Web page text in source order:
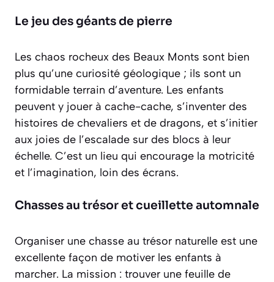
Le jeu des géants de pierre
Les chaos rocheux des Beaux Monts sont bien
plus qu’une curiosité géologique ; ils sont un
formidable terrain d’aventure. Les enfants
peuvent y jouer à cache-cache, s’inventer des
histoires de chevaliers et de dragons, et s’initier
aux joies de l’escalade sur des blocs à leur
échelle. C’est un lieu qui encourage la motricité
et l’imagination, loin des écrans.
Chasses au trésor et cueillette automnale
Organiser une chasse au trésor naturelle est une
excellente façon de motiver les enfants à
marcher. La mission : trouver une feuille de